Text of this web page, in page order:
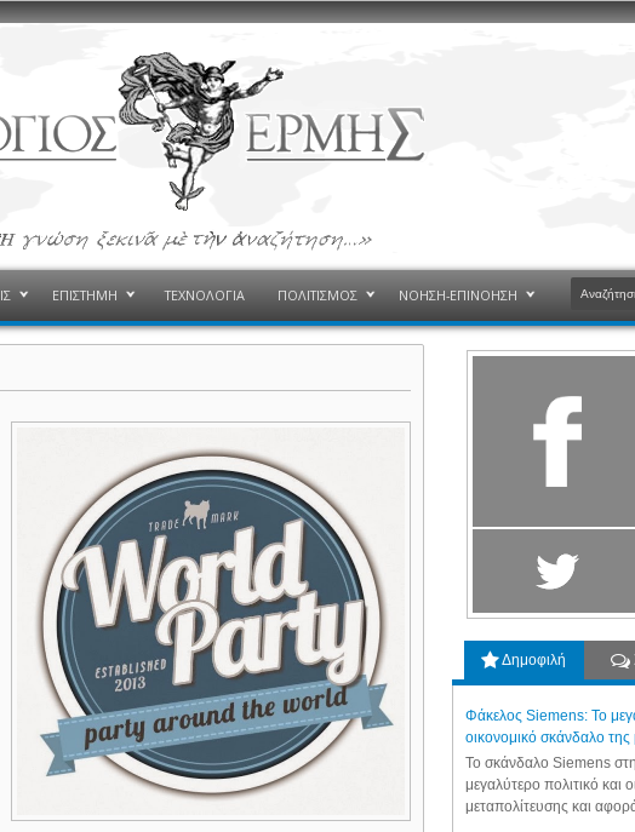
ΕΠΙΣΤΗΜΗ ΤΕΧΝΟΛΟΓΙΑ ΠΟΛΙΤΙΣΜΟΣ ΝΟΗΣΗ-ΕΠΙΝΟΗΣΗ
Δημοφιλή
Φάκελος Siemens: Το
οικονομικό σκάνδαλο της
Το σκάνδαλο Siemens
μεγαλύτερο πολιτικό και
μεταπολίτευσης και